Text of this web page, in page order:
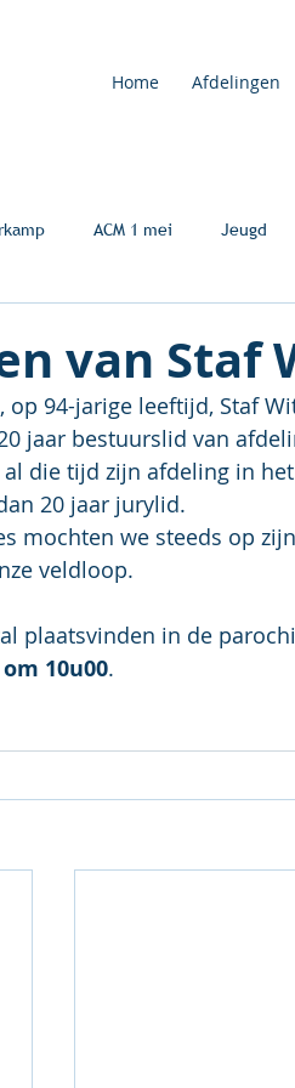
Home Afdelingen
ACM 1 mei Jeugd
van Staf
op 94-jarige leeftijd, Staf
jaar bestuurslid van
die tijd zijn afdeling in
20 jaar jurylid.
mochten we steeds op
veldloop.
plaatsvinden in de
10u00.